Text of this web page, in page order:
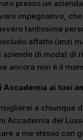
presso un
impegnativo,
tantissime
affatto (anzi
di moda) di
ancora non è il
ai tuoi
a chiunque
Accademia del
a me stesso con